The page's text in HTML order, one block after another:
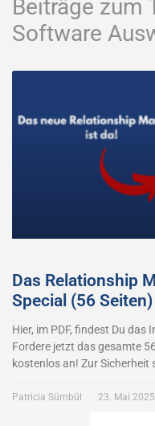
Beiträge zum
Software
Das Relationship
Special (56 Seiten)
Hier, im PDF, findest Du das
Fordere jetzt das gesamte
kostenlos an! Zur Sicherheit
Patricia Sümbül 23. Mai 2025